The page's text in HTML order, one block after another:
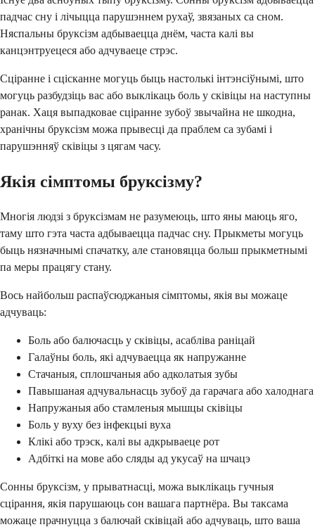
падчас сну і лічыцца парушэннем рухаў, звязаных са сном.
Няспальны бруксізм адбываецца днём, часта калі вы
канцэнтруецеся або адчуваеце стрэс.
Сціранне і сцісканне могуць быць настолькі інтэнсіўнымі, што
могуць разбудзіць вас або выклікаць боль у сківіцы на наступны
ранак. Хаця выпадковае сціранне зубоў звычайна не шкодна,
хранічны бруксізм можа прывесці да праблем са зубамі і
парушэнняў сківіцы з цягам часу.
Якія сімптомы бруксізму?
Многія людзі з бруксізмам не разумеюць, што яны маюць яго,
таму што гэта часта адбываецца падчас сну. Прыкметы могуць
быць нязначнымі спачатку, але становяцца больш прыкметнымі
па меры працягу стану.
Вось найбольш распаўсюджаныя сімптомы, якія вы можаце
адчуваць:
Боль або балючасць у сківіцы, асабліва раніцай
Галаўны боль, які адчуваецца як напружанне
Стачаныя, сплошчаныя або адколатыя зубы
Павышаная адчувальнасць зубоў да гарачага або халоднага
Напружаныя або стамленыя мышцы сківіцы
Боль у вуху без інфекцыі вуха
Клікі або трэск, калі вы адкрываеце рот
Адбіткі на мове або сляды ад укусаў на шчацэ
Сонны бруксізм, у прыватнасці, можа выклікаць гучныя
сцірання, якія парушаюць сон вашага партнёра. Вы таксама
можаце прачнуцца з балючай сківіцай або адчуваць, што ваша